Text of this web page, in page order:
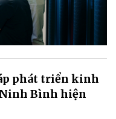
phát triển kinh
Bình hiện